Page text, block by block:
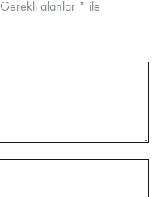
Gerekli alanlar * ile